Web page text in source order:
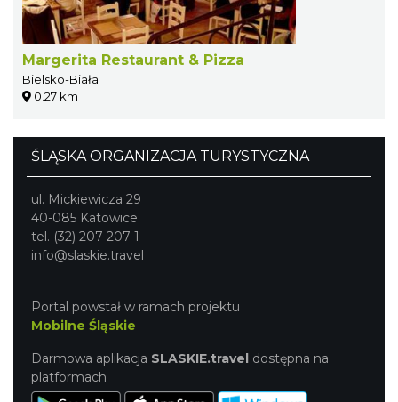
Margerita Restaurant & Pizza
Bielsko-Biała
0.27 km
ŚLĄSKA ORGANIZACJA TURYSTYCZNA
ul. Mickiewicza 29
40-085 Katowice
tel. (32) 207 207 1
info@slaskie.travel
Portal powstał w ramach projektu
Mobilne Śląskie
Darmowa aplikacja SLASKIE.travel dostępna na
platformach